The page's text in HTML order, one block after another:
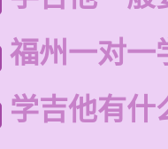
福州一对一
学吉他有什